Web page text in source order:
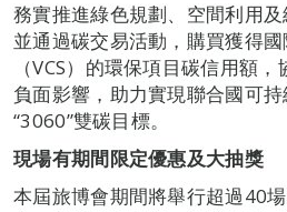
務實推進綠色規劃、空間利用及
並通過碳交易活動，購買獲得
（VCS）的環保項目碳信用額
負面影響，助力實現聯合國可
“3060”雙碳目標。
現場有期間限定優惠及大抽獎
本屆旅博會期間將舉行超過40